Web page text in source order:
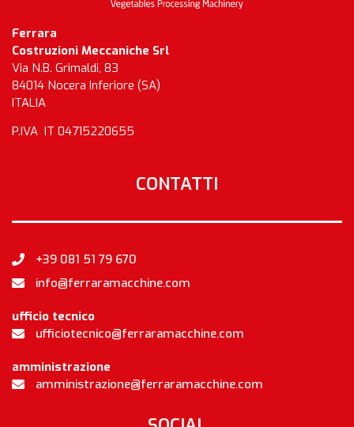
Ferrara
Costruzioni Meccaniche Srl
Via N.B. Grimaldi, 83
84014 Nocera Inferiore (SA)
ITALIA
P.IVA IT 04715220655
CONTATTI
+39 081 51 79 670
info@ferraramacchine.com
ufficio tecnico
ufficiotecnico@ferraramacchine.com
amministrazione
amministrazione@ferraramacchine.com